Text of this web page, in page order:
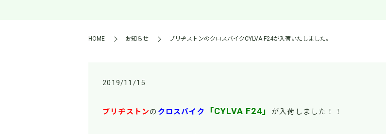
HOME お知らせ ブリヂストンのクロスバイクCYLVA F24が入荷いたしました。
2019/11/15
ブリヂストンの クロスバイク 「CYLVA F24」 が入荷しました！！